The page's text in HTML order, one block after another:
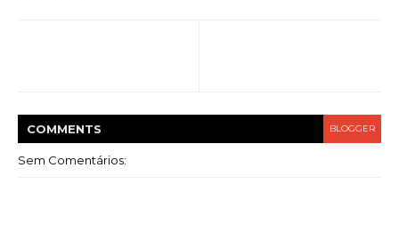
COMMENTS BLOGGER
Sem Comentários: